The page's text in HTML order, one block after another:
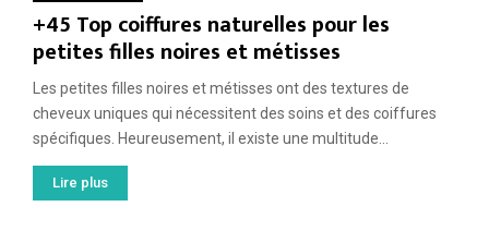
+45 Top coiffures naturelles pour les
petites filles noires et métisses
Les petites filles noires et métisses ont des textures de
cheveux uniques qui nécessitent des soins et des coiffures
spécifiques. Heureusement, il existe une multitude...
Lire plus